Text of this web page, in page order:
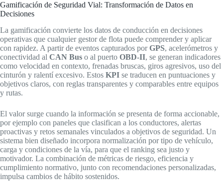
Gamificación de Seguridad Vial: Transformación de Datos en
Decisiones
La gamificación convierte los datos de conducción en decisiones
operativas que cualquier gestor de flota puede comprender y aplicar
con rapidez. A partir de eventos capturados porGPS, acelerómetros y
conectividad al CAN Bus o al puerto OBD‑II, se generan indicadores
como velocidad en contexto, frenadas bruscas, giros agresivos, uso del
cinturón y ralentí excesivo. Estos KPI se traducen en puntuaciones y
objetivos claros, con reglas transparentes y comparables entre equipos
y rutas.
El valor surge cuando la información se presenta de forma accionable,
por ejemplo con paneles que clasifican a los conductores, alertas
proactivas y retos semanales vinculados a objetivos de seguridad. Un
sistema bien diseñado incorpora normalización por tipo de vehículo,
carga y condiciones de la vía, para que el ranking sea justo y
motivador. La combinación de métricas de riesgo, eficiencia y
cumplimiento normativo, junto con recomendaciones personalizadas,
impulsa cambios de hábito sostenidos.